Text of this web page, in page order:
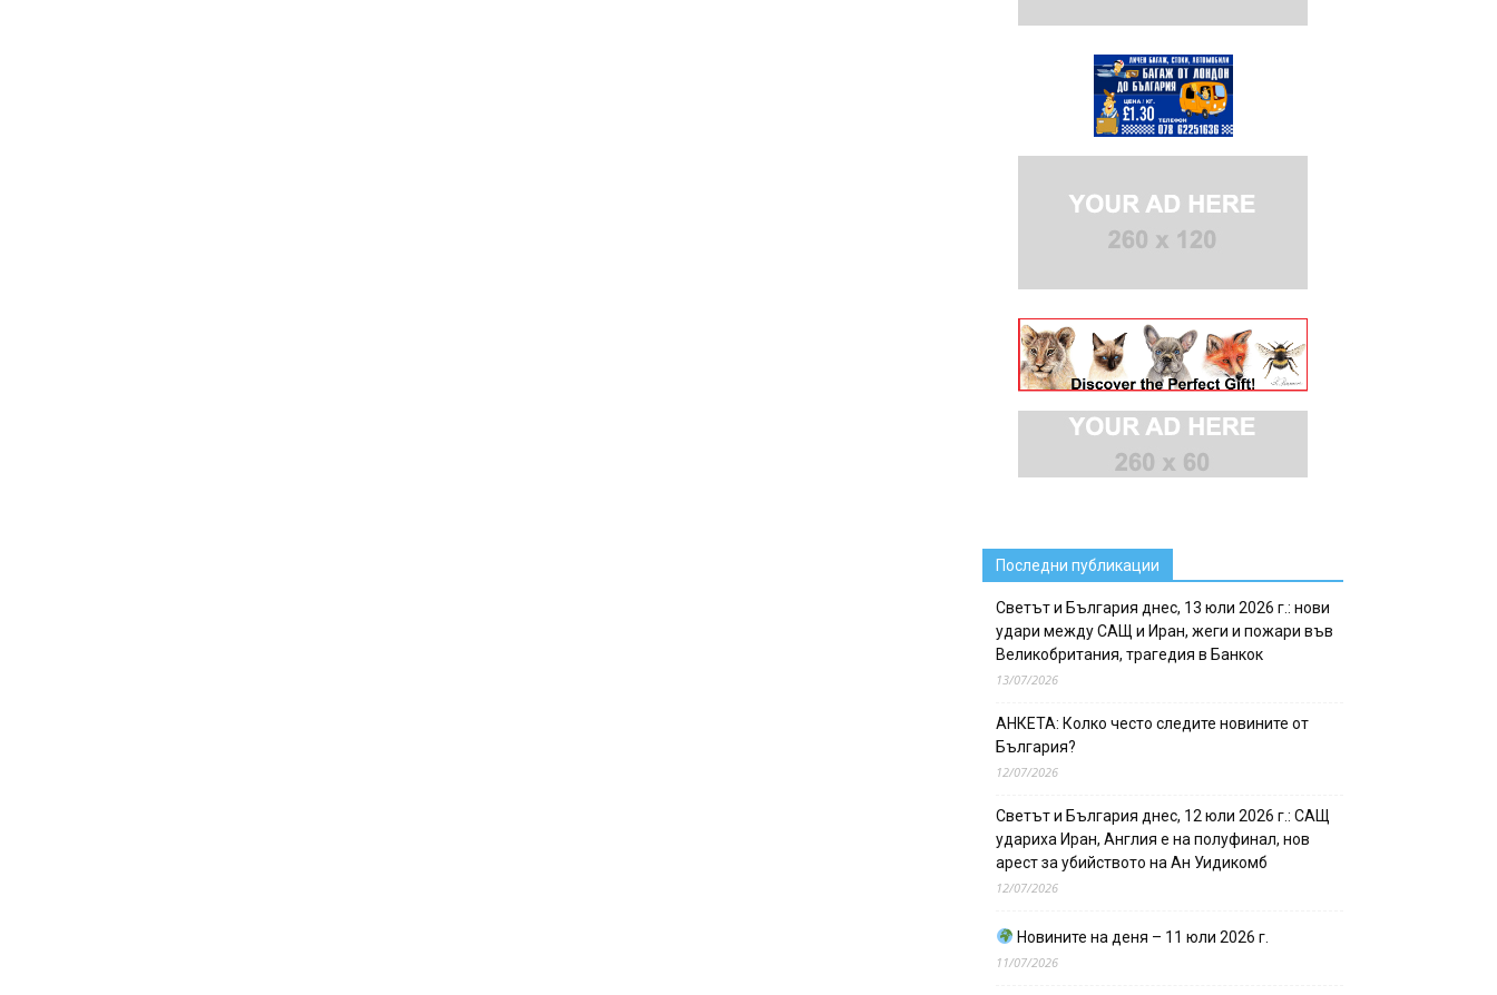
Последни публикации
Светът и България днес, 13 юли 2026 г.: нови
удари между САЩ и Иран, жеги и пожари във
Великобритания, трагедия в Банкок
13/07/2026
АНКЕТА: Колко често следите новините от
България?
12/07/2026
Светът и България днес, 12 юли 2026 г.: САЩ
удариха Иран, Англия е на полуфинал, нов
арест за убийството на Ан Уидикомб
12/07/2026
Новините на деня – 11 юли 2026 г.
11/07/2026